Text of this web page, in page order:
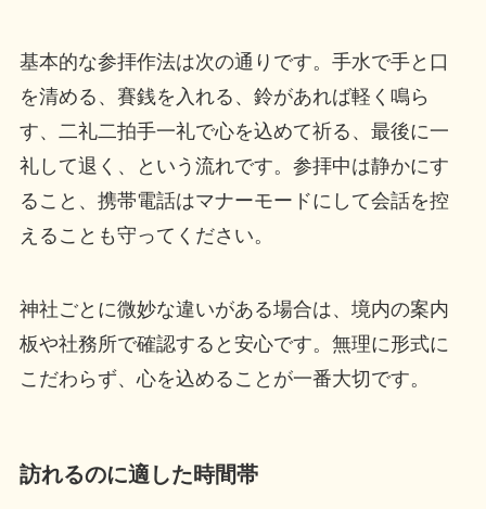
基本的な参拝作法は次の通りです。手水で手と口
を清める、賽銭を入れる、鈴があれば軽く鳴ら
す、二礼二拍手一礼で心を込めて祈る、最後に一
礼して退く、という流れです。参拝中は静かにす
ること、携帯電話はマナーモードにして会話を控
えることも守ってください。
神社ごとに微妙な違いがある場合は、境内の案内
板や社務所で確認すると安心です。無理に形式に
こだわらず、心を込めることが一番大切です。
訪れるのに適した時間帯